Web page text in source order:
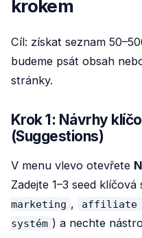
krokem
Cíl: získat seznam
budeme psát obsah
stránky.
Krok 1: Návrhy
(Suggestions)
V menu vlevo otevřete
Zadejte 1–3 seed klíčová
marketing , affiliate
systém ) a nechte